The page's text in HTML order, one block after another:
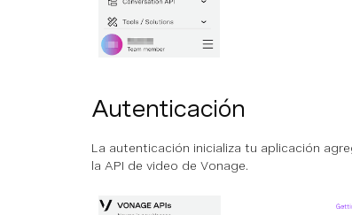
Autenticación
La autenticación inicializa tu aplicación
la API de video de Vonage.